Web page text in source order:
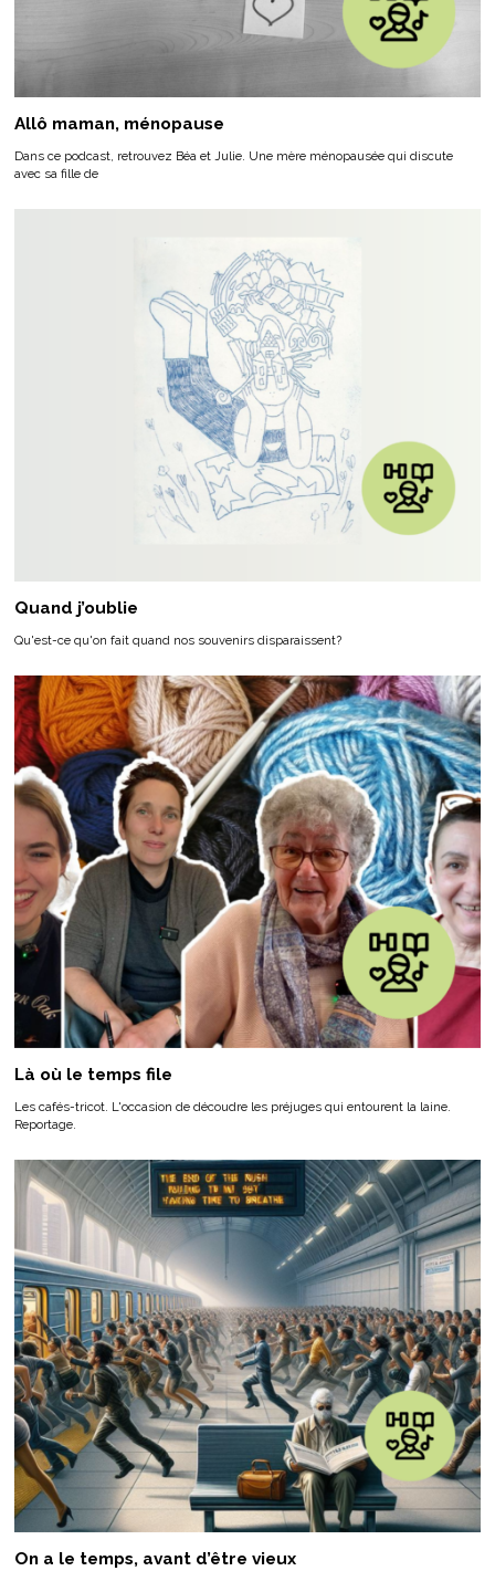
Allô maman, ménopause
Dans ce podcast, retrouvez Béa et Julie. Une mère ménopausée qui discute
avec sa fille de
Quand j’oublie
Qu'est-ce qu'on fait quand nos souvenirs disparaissent?
Là où le temps file
Les cafés-tricot. L'occasion de découdre les préjuges qui entourent la laine.
Reportage.
On a le temps, avant d’être vieux